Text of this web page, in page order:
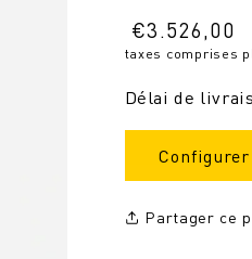
Prix
normal
€3.526,00
taxes comprises
Délai de
Configurer
Partager ce